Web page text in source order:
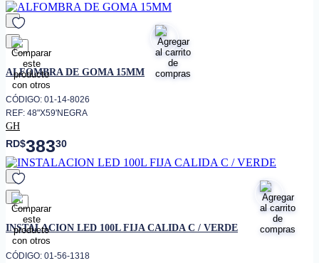
favorito
ALFOMBRA DE GOMA 15MM
CÓDIGO: 01-14-8026
REF: 48"X59'NEGRA
GH
RD$38330
favorito
INSTALACION LED 100L FIJA CALIDA C / VERDE
CÓDIGO: 01-56-1318